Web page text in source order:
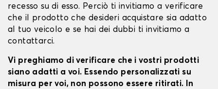
recesso su di esso. Perciò ti invitiamo a verificare
che il prodotto che desideri acquistare sia adatto
al tuo veicolo e se hai dei dubbi ti invitiamo a
contattarci.
Vi preghiamo di verificare che i vostri prodotti
siano adatti a voi. Essendo personalizzati su
misura per voi, non possono essere ritirati. In